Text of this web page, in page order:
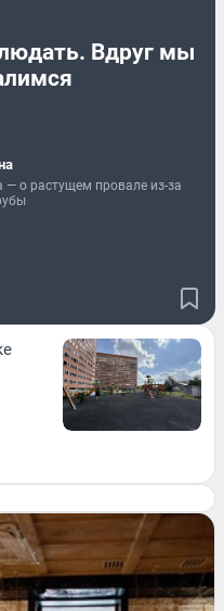
Вдруг мы
— о растущем провале из-за